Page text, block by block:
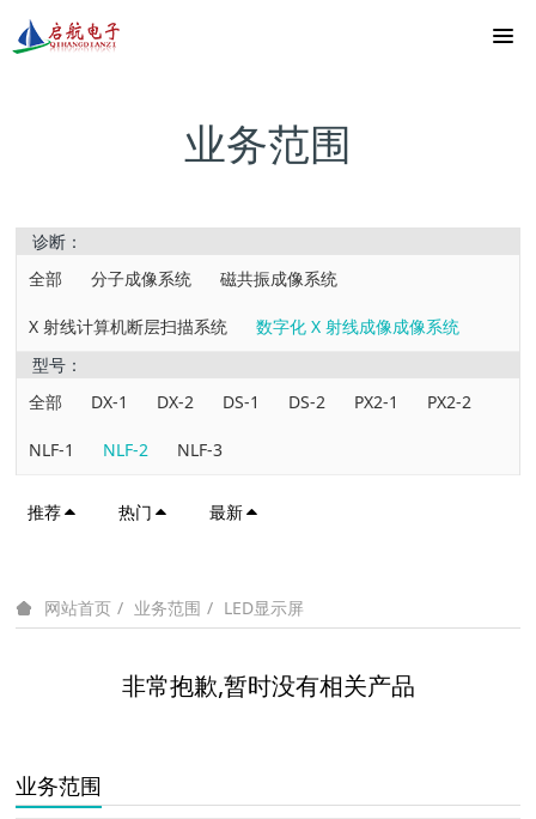
业务范围
诊断：
全部
分子成像系统 磁共振成像系统
X 射线计算机断层扫描系统
数字化 X 射线成像成像系统
型号：
全部
DX-1 DX-2 DS-1 DS-2 PX2-1 PX2-2
NLF-1 NLF-2 NLF-3
推荐 热门 最新
网站首页 业务范围 LED显示屏
非常抱歉,暂时没有相关产品
业务范围